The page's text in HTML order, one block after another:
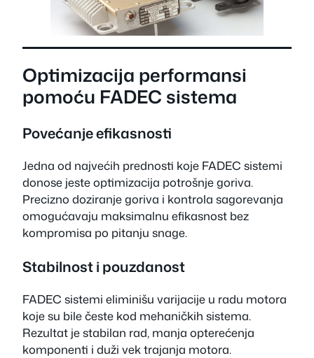
Optimizacija performansi
pomoću FADEC sistema
Povećanje efikasnosti
Jedna od najvećih prednosti koje FADEC sistemi
donose jeste optimizacija potrošnje goriva.
Precizno doziranje goriva i kontrola sagorevanja
omogućavaju maksimalnu efikasnost bez
kompromisa po pitanju snage.
Stabilnost i pouzdanost
FADEC sistemi eliminišu varijacije u radu motora
koje su bile česte kod mehaničkih sistema.
Rezultat je stabilan rad, manja opterećenja
komponenti i duži vek trajanja motora.